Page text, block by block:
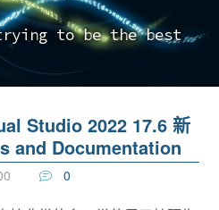
ryi ng to be the best_
Studio 2022 17.6 新
and Documentation
0